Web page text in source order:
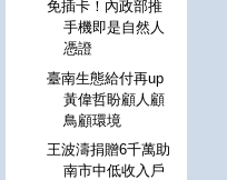
免插卡！內政部推
手機即是自然人
憑證
臺南生態給付再up
黃偉哲盼顧人顧
鳥顧環境
王波濤捐贈6千萬助
南市中低收入戶